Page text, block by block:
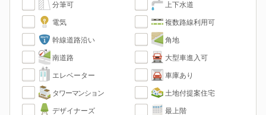
分筆可 上下水道
電気 複数路線利用可
幹線道路沿い 角地
南道路 大型車進入可
エレベーター 車庫あり
タワーマンション 土地付提案住宅
デザイナーズ 最上階